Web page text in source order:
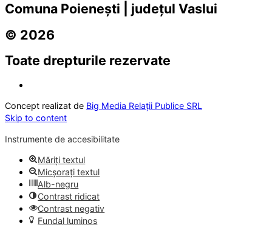
Comuna Poienești | județul Vaslui
© 2026
Toate drepturile rezervate
Concept realizat de Big Media Relații Publice SRL
Skip to content
Instrumente de accesibilitate
Măriți textul
Micșorați textul
Alb-negru
Contrast ridicat
Contrast negativ
Fundal luminos